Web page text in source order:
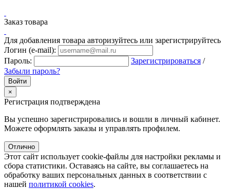
Заказ товара
Для добавления товара авторизуйтесь или зарегистрируйтесь
Логин (e-mail):
Пароль:
Зарегистрироваться /
Забыли пароль?
×
Регистрация подтверждена
Вы успешно зарегистрировались и вошли в личный кабинет.
Можете оформлять заказы и управлять профилем.
Отлично
Этот сайт использует cookie-файлы для настройки рекламы и
сбора статистики. Оставаясь на сайте, вы соглашаетесь на
обработку ваших персональных данных в соответствии с
нашей политикой cookies.